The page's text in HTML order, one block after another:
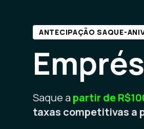
ANTECIPAÇÃO SAQUE-
Saque a partir de
taxas competitivas a